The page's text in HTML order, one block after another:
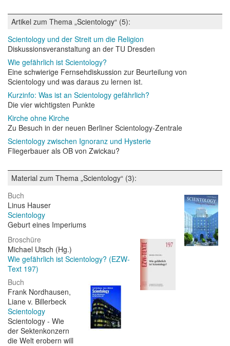
Artikel zum Thema „Scientology“ (5):
Scientology und der Streit um die Religion
Diskussionsveranstaltung an der TU Dresden
Wie gefährlich ist Scientology?
Eine schwierige Fernsehdiskussion zur Beurteilung von
Scientology und was daraus zu lernen ist.
Kurzinfo: Was ist an Scientology gefährlich?
Die vier wichtigsten Punkte
Kirche ohne Kirche
Zu Besuch in der neuen Berliner Scientology-Zentrale
Scientology zwischen Ignoranz und Hysterie
Fliegerbauer als OB von Zwickau?
Material zum Thema „Scientology“ (3):
Buch
Linus Hauser
Scientology
Geburt eines Imperiums
Broschüre
Michael Utsch (Hg.)
Wie gefährlich ist Scientology? (EZW-
Text 197)
Buch
Frank Nordhausen,
Liane v. Billerbeck
Scientology
Scientology - Wie
der Sektenkonzern
die Welt erobern will